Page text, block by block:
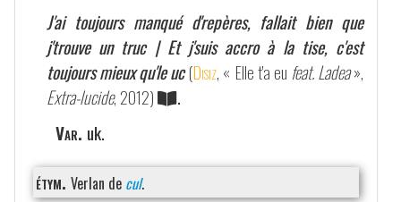
J'ai toujours manqué d'repères, fallait bien que
j'trouve un truc | Et j'suis accro à la tise, c'est
toujours mieux qu'le uc(Disiz, « Elle t'a eu feat. Ladea»,
Extra-lucide, 2012)
.
Var. uk.
étym. Verlan de cul.